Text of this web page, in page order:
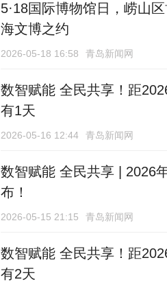
5·18国际博物馆日，崂山
海文博之约
2026-05-18 16:58 青岛新闻网
数智赋能 全民共享！距
有1天
2026-05-16 12:44 青岛新闻网
数智赋能 全民共享 | 2026
布！
2026-05-15 21:15 青岛新闻网
数智赋能 全民共享！距
有2天